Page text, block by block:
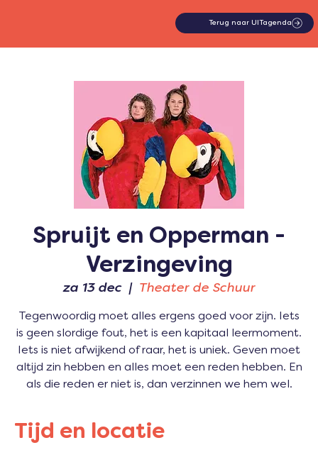
Terug naar UITagenda
Spruijt en Opperman -
Verzingeving
za 13 dec
  |
Theater de Schuur
Tegenwoordig moet alles ergens goed voor zijn. Iets
is geen slordige fout, het is een kapitaal leermoment.
Iets is niet afwijkend of raar, het is uniek. Geven moet
altijd zin hebben en alles moet een reden hebben. En
als die reden er niet is, dan verzinnen we hem wel.
Tijd en locatie